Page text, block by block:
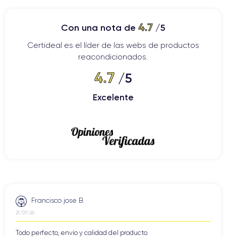
Con una nota de 4.7/5
Certideal es el líder de las webs de productos
reacondicionados.
4.7/5
Excelente
Francisco jose B.
21/07/26
Todo perfecto, envío y calidad del producto.